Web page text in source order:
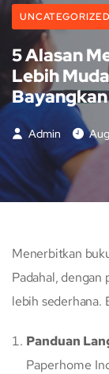
UNCATEGORIZED
5 Alasan
Lebih
Bayangkan
Admin
Menerbitkan
Padahal, dengan
lebih sederhana.
Panduan
Paperhome